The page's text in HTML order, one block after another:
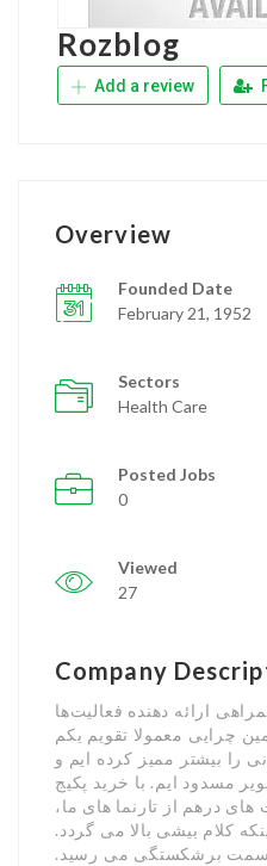
Rozblog
Add a review
Overview
Founded Date
February 21, 1952
Sectors
Health Care
Posted Jobs
0
Viewed
27
Company
ارائه دهنده فعالیت‌ها
چرایی معمولا تقویم یکم
را بیشتر ممیز کرده ایم و
مسدود ایم. با خرید پکیج
درهم از تارنما های ما،
کلام بیشی بالا می گردد.
سمت برشکستگی می رسید.